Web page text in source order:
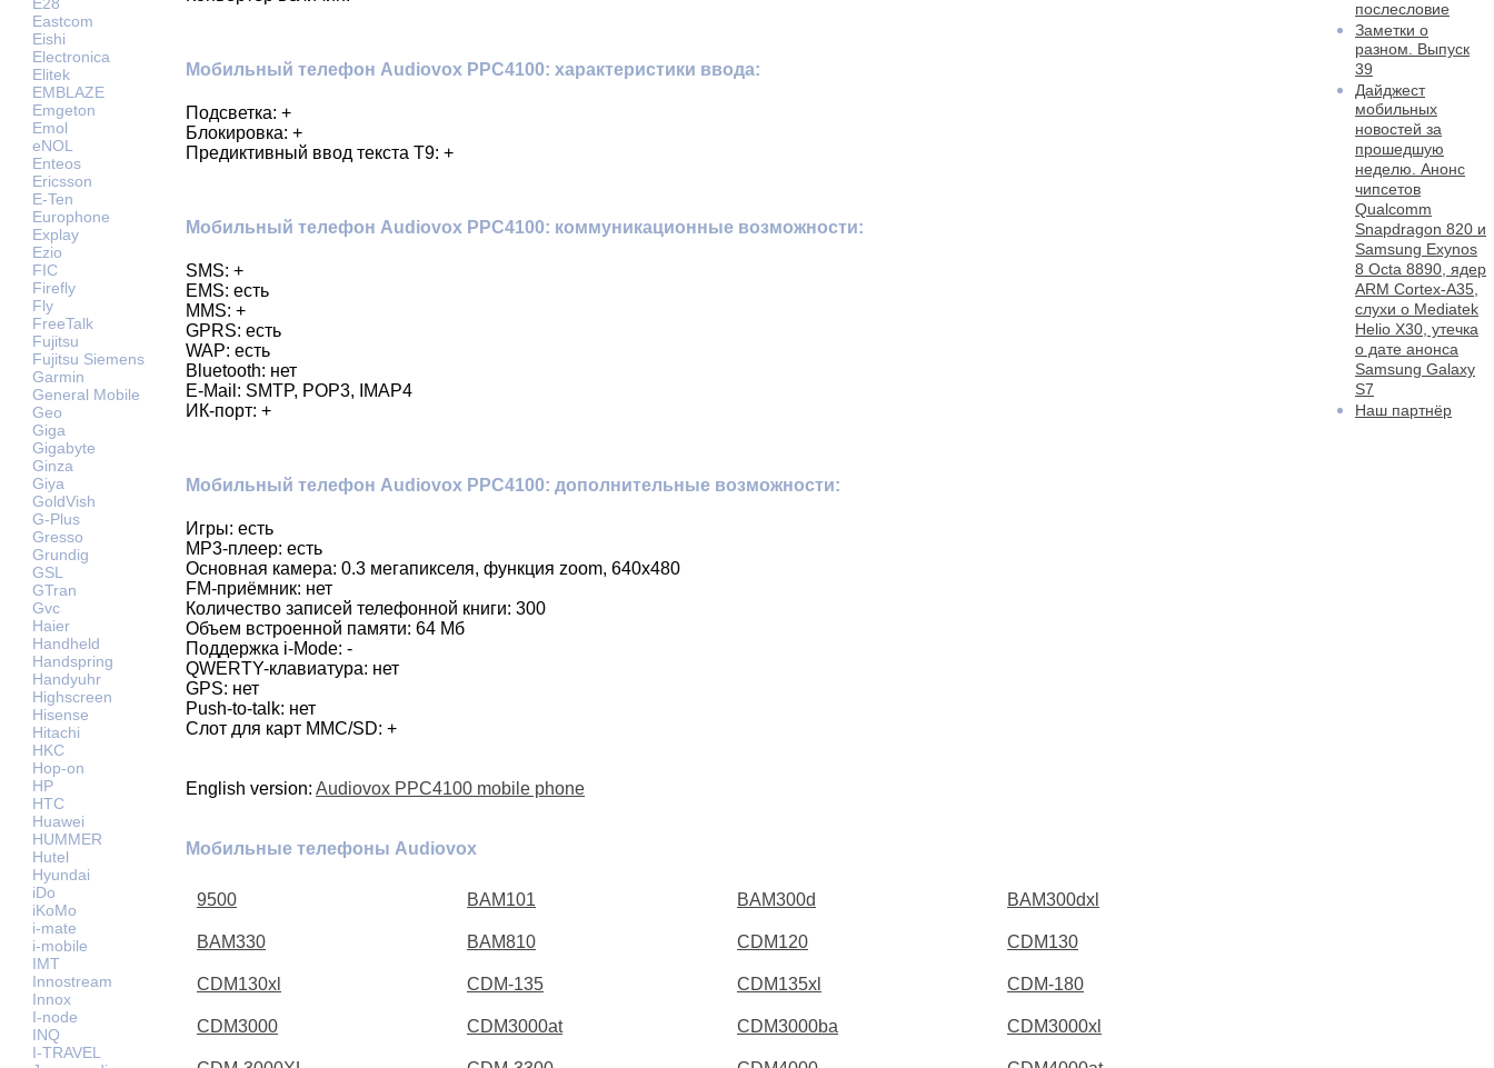
Eastcom
Eishi
Electronica
Elitek
EMBLAZE
Emgeton
Emol
eNOL
Enteos
Ericsson
E-Ten
Europhone
Explay
Ezio
FIC
Firefly
Fly
FreeTalk
Fujitsu
Fujitsu Siemens
Garmin
General Mobile
Geo
Giga
Gigabyte
Ginza
Giya
GoldVish
G-Plus
Gresso
Grundig
GSL
GTran
Gvc
Haier
Handheld
Handspring
Handyuhr
Highscreen
Hisense
Hitachi
HKC
Hop-on
HP
HTC
Huawei
HUMMER
Hutel
Hyundai
iDo
iKoMo
i-mate
i-mobile
IMT
Innostream
Innox
I-node
INQ
I-TRAVEL
Мобильный телефон Audiovox PPC4100: характеристики ввода:
Подсветка: +
Блокировка: +
Предиктивный ввод текста Т9: +
Мобильный телефон Audiovox PPC4100: коммуникационные возможности:
SMS: +
EMS: есть
MMS: +
GPRS: есть
WAP: есть
Bluetooth: нет
E-Mail: SMTP, POP3, IMAP4
ИК-порт: +
Мобильный телефон Audiovox PPC4100: дополнительные возможности:
Игры: есть
MP3-плеер: есть
Основная камера: 0.3 мегапикселя, функция zoom, 640х480
FM-приёмник: нет
Количество записей телефонной книги: 300
Объем встроенной памяти: 64 Мб
Поддержка i-Mode: -
QWERTY-клавиатура: нет
GPS: нет
Push-to-talk: нет
Слот для карт MMC/SD: +
English version: Audiovox PPC4100 mobile phone
Мобильные телефоны Audiovox
9500 BAM101 BAM300d BAM300dxl
BAM330 BAM810 CDM120 CDM130
CDM130xl CDM-135 CDM135xl CDM-180
CDM3000 CDM3000at CDM3000ba CDM3000xl
послесловие
Заметки о
разном. Выпуск
39
Дайджест
мобильных
новостей за
прошедшую
неделю. Анонс
чипсетов
Qualcomm
Snapdragon 820 и
Samsung Exynos
8 Octa 8890, ядер
ARM Cortex-A35,
слухи о Mediatek
Helio X30, утечка
о дате анонса
Samsung Galaxy
S7
Наш партнёр